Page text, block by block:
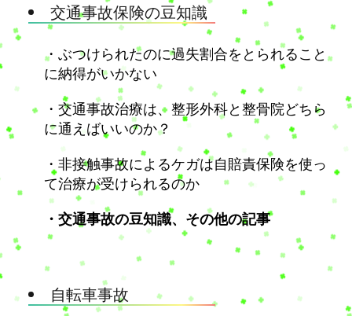
交通事故保険の豆知識
・ぶつけられたのに過失割合をとられること
に納得がいかない
・交通事故治療は、整形外科と整骨院どちら
に通えばいいのか？
・非接触事故によるケガは自賠責保険を使っ
て治療が受けられるのか
・交通事故の豆知識、その他の記事
自転車事故